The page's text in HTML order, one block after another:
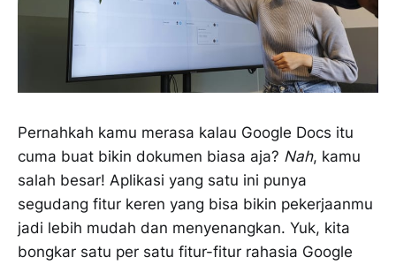
Pernahkah kamu merasa kalau Google Docs itu
cuma buat bikin dokumen biasa aja? Nah, kamu
salah besar! Aplikasi yang satu ini punya
segudang fitur keren yang bisa bikin pekerjaanmu
jadi lebih mudah dan menyenangkan. Yuk, kita
bongkar satu per satu fitur-fitur rahasia Google